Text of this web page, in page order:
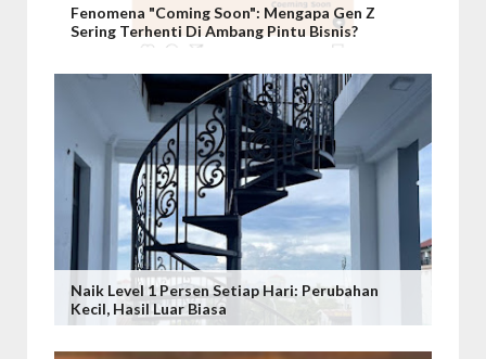
Fenomena "Coming Soon": Mengapa Gen Z
Sering Terhenti Di Ambang Pintu Bisnis?
Naik Level 1 Persen Setiap Hari: Perubahan
Kecil, Hasil Luar Biasa